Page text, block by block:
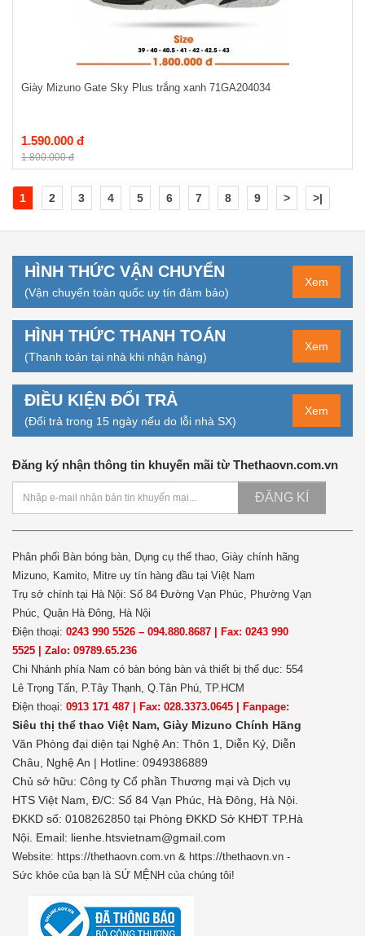
Giày Mizuno Gate Sky Plus trắng xanh 71GA204034
1.590.000 đ
1.800.000 đ
1 2 3 4 5 6 7 8 9 > >|
HÌNH THỨC VẬN CHUYỂN
(Vận chuyển toàn quốc uy tín đảm bảo)
Xem
HÌNH THỨC THANH TOÁN
(Thanh toán tại nhà khi nhận hàng)
Xem
ĐIỀU KIỆN ĐỔI TRẢ
(Đổi trả trong 15 ngày nếu do lỗi nhà SX)
Xem
Đăng ký nhận thông tin khuyến mãi từ Thethaovn.com.vn
ĐĂNG KÍ
Phân phối Bàn bóng bàn, Dụng cụ thể thao, Giày chính hãng
Mizuno, Kamito, Mitre uy tín hàng đầu tại Việt Nam
Trụ sở chính tại Hà Nội: Số 84 Đường Vạn Phúc, Phường Vạn
Phúc, Quận Hà Đông, Hà Nội
Điện thoại: 0243 990 5526 – 094.880.8687 | Fax: 0243 990
5525 | Zalo: 09789.65.236
Chi Nhánh phía Nam có bàn bóng bàn và thiết bị thể dục: 554
Lê Trọng Tấn, P.Tây Thạnh, Q.Tân Phú, TP.HCM
Điện thoại: 0913 171 487 | Fax: 028.3373.0645 | Fanpage:
Siêu thị thể thao Việt Nam, Giày Mizuno Chính Hãng
Văn Phòng đại diện tại Nghệ An: Thôn 1, Diễn Kỷ, Diễn
Châu, Nghệ An | Hotline: 0949386889
Chủ sở hữu: Công ty Cổ phần Thương mại và Dịch vụ
HTS Việt Nam, Đ/C: Số 84 Vạn Phúc, Hà Đông, Hà Nội.
ĐKKD số: 0108262850 tại Phòng ĐKKD Sở KHĐT TP.Hà
Nội. Email: lienhe.htsvietnam@gmail.com
Website: https://thethaovn.com.vn & https://thethaovn.vn -
Sức khỏe của bạn là SỨ MỆNH của chúng tôi!